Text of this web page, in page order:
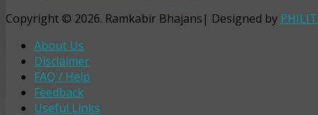
Copyright © 2026. Ramkabir Bhajans| Designed by PHILIT
About Us
Disclaimer
FAQ / Help
Feedback
Useful Links